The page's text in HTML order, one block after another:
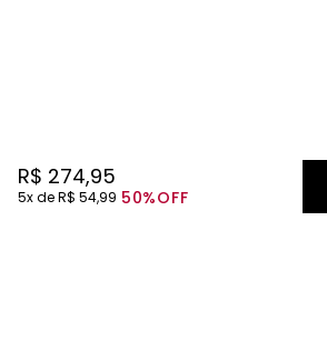
R$ 274,95
5 R$ 54,99 50%OFF